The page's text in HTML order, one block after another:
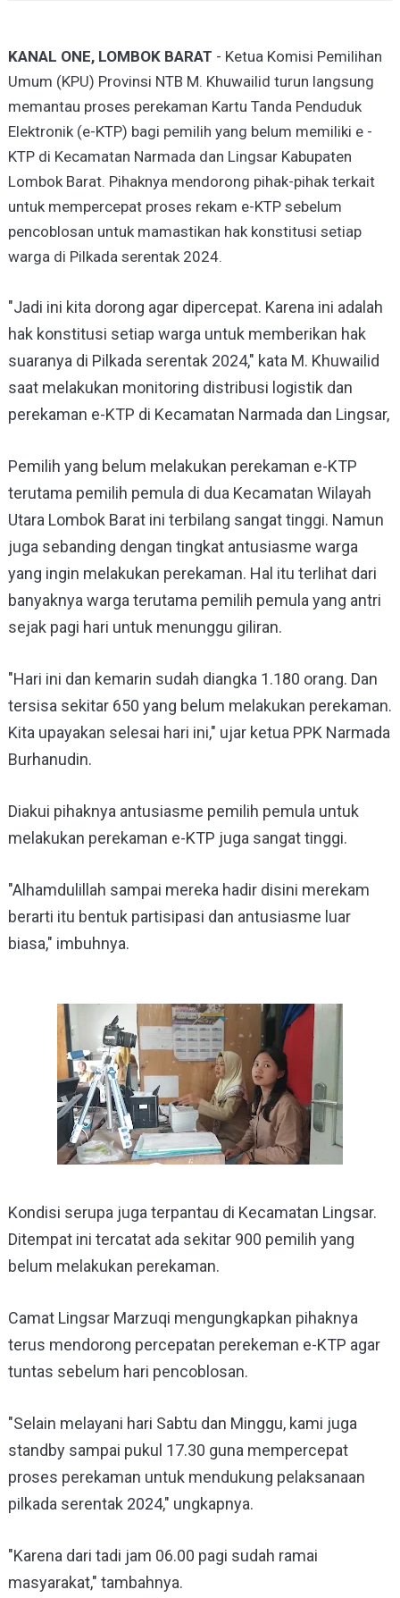
KANAL ONE, LOMBOK BARAT - Ketua Komisi Pemilihan
Umum (KPU) Provinsi NTB M. Khuwailid turun langsung
memantau proses perekaman Kartu Tanda Penduduk
Elektronik (e-KTP) bagi pemilih yang belum memiliki e -
KTP di Kecamatan Narmada dan Lingsar Kabupaten
Lombok Barat. Pihaknya mendorong pihak-pihak terkait
untuk mempercepat proses rekam e-KTP sebelum
pencoblosan untuk mamastikan hak konstitusi setiap
warga di Pilkada serentak 2024.
"Jadi ini kita dorong agar dipercepat. Karena ini adalah
hak konstitusi setiap warga untuk memberikan hak
suaranya di Pilkada serentak 2024," kata M. Khuwailid
saat melakukan monitoring distribusi logistik dan
perekaman e-KTP di Kecamatan Narmada dan Lingsar,
Pemilih yang belum melakukan perekaman e-KTP
terutama pemilih pemula di dua Kecamatan Wilayah
Utara Lombok Barat ini terbilang sangat tinggi. Namun
juga sebanding dengan tingkat antusiasme warga
yang ingin melakukan perekaman. Hal itu terlihat dari
banyaknya warga terutama pemilih pemula yang antri
sejak pagi hari untuk menunggu giliran.
"Hari ini dan kemarin sudah diangka 1.180 orang. Dan
tersisa sekitar 650 yang belum melakukan perekaman.
Kita upayakan selesai hari ini," ujar ketua PPK Narmada
Burhanudin.
Diakui pihaknya antusiasme pemilih pemula untuk
melakukan perekaman e-KTP juga sangat tinggi.
"Alhamdulillah sampai mereka hadir disini merekam
berarti itu bentuk partisipasi dan antusiasme luar
biasa," imbuhnya.
Kondisi serupa juga terpantau di Kecamatan Lingsar.
Ditempat ini tercatat ada sekitar 900 pemilih yang
belum melakukan perekaman.
Camat Lingsar Marzuqi mengungkapkan pihaknya
terus mendorong percepatan perekeman e-KTP agar
tuntas sebelum hari pencoblosan.
"Selain melayani hari Sabtu dan Minggu, kami juga
standby sampai pukul 17.30 guna mempercepat
proses perekaman untuk mendukung pelaksanaan
pilkada serentak 2024," ungkapnya.
"Karena dari tadi jam 06.00 pagi sudah ramai
masyarakat," tambahnya.